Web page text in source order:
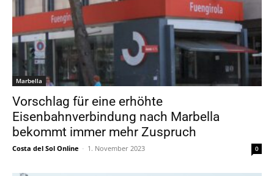
Marbella
Vorschlag für eine erhöhte
Eisenbahnverbindung nach Marbella
bekommt immer mehr Zuspruch
Costa del Sol Online - 1. November 2023 0